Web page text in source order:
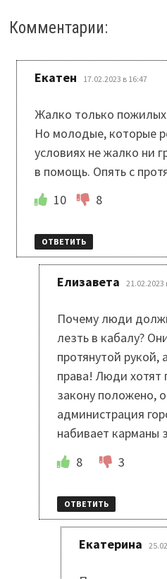
Комментарии:
Екатен 17.02.2023 в 16:47
Жалко только
Но молодые, которые
условиях не жалко ни
в помощь. Опять с
10
8
ОТВЕТИТЬ
Елизавета 21.02.2023
Почему люди
лезть в кабалу?
протянутой рукой,
права! Люди хотят
закону положено,
администрация
набивает карманы
8
3
ОТВЕТИТЬ
Екатерина